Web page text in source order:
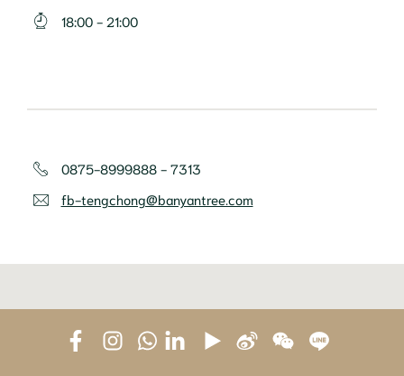
18:00 - 21:00
0875-8999888 - 7313
fb-tengchong@banyantree.com